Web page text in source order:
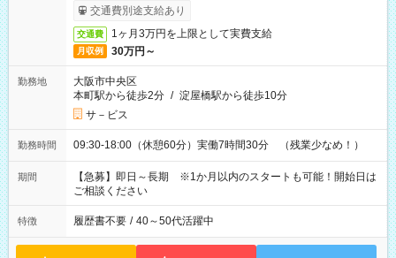
りサービス利用可（利用条件有）
交通費別途支給あり
交通費 1ヶ月3万円を上限として実費支給
月収例 30万円～
勤務地
大阪市中央区
本町駅から徒歩2分 / 淀屋橋駅から徒歩10分
サ－ビス
勤務時間 09:30-18:00（休憩60分）実働7時間30分 （残業少なめ！）
期間
【急募】即日～長期 ※1か月以内のスタートも可能！開始日は
ご相談ください
特徴 履歴書不要 / 40～50代活躍中